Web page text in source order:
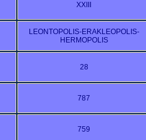
XXIII
LEONTOPOLIS-ERAKLEOPOLIS-
HERMOPOLIS
28
787
759